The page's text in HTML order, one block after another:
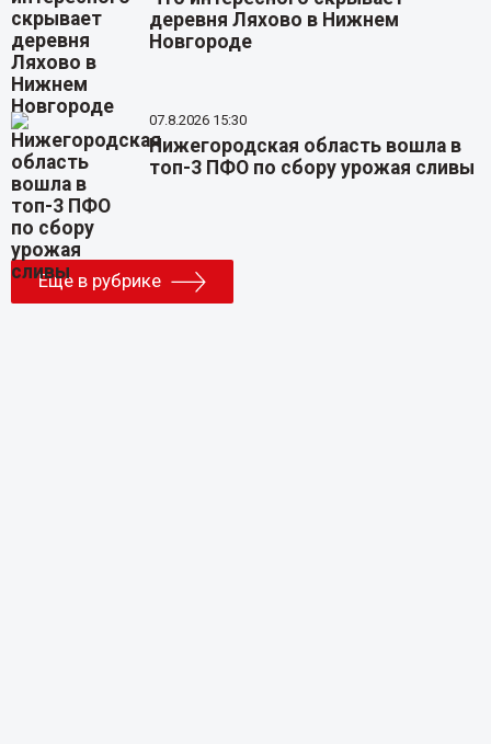
деревня Ляхово в Нижнем
Новгороде
07.8.2026 15:30
Нижегородская область вошла в
топ-3 ПФО по сбору урожая сливы
Еще в рубрике